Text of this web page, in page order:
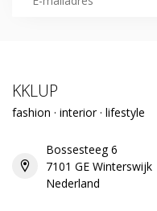
KKLUP
fashion · interior · lifestyle
Bossesteeg 6
7101 GE Winterswijk
Nederland